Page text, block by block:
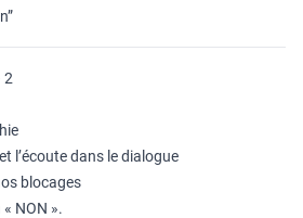
2
l’écoute dans le dialogue
blocages
NON ».